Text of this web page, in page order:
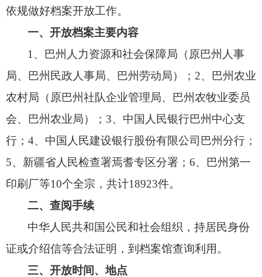
依规做好档案开放工作。
一、开放档案主要内容
1、巴州人力资源和社会保障局（原巴州 人事
局、
巴州民政人事局、 巴州劳动局）； 2、
巴州农业
农村局（原巴州社队企业管理局、
巴州农牧业委员
会、
巴州农业局）； 3、 中国人民银行巴州中心支
行； 4、 中国人民建设银行股份有限公司巴州分行；
5、 新疆省人民检查署焉耆专区分署； 6、
巴州第一
印刷厂等10个全宗， 共计18923件。
二、查阅手续
中华人民共和国公民和社会组织，持居民身份
证或介绍信等合法证明， 到档案馆查询利用。
三、开放时间、地点